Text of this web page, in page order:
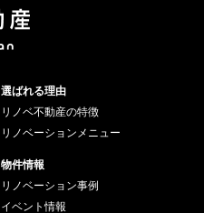
選ばれる理由
リノベ不動産の特徴
リノベーションメニュー
物件情報
リノベーション事例
イベント情報